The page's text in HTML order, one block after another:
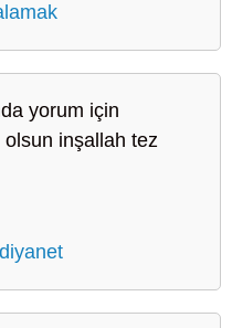
yorum için
olsun inşallah tez